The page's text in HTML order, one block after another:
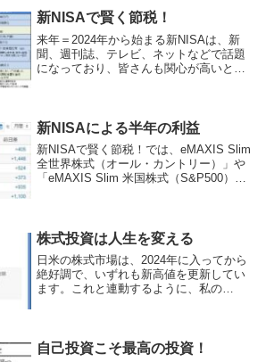
新NISAで賢く節税！
来年＝2024年から始まる新NISAは、新
聞、週刊誌、テレビ、ネットなどで話題
になっており、皆さんも関心が高いと思
合計18...
新NISAによる半年の利益
新NISAで賢く節税！では、eMAXIS Slim
全世界株式（オール・カントリー）」や
「eMAXIS Slim 米国株式（S&P500）」
株式投資は人生を変える
日米の株式市場は、2024年に入ってから
絶好調で、いずれも新高値を更新してい
ます。これと連動するように、私の
残高総額＝6...
自己投資こそ最高の投資！